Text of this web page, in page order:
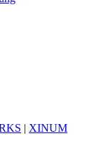
| XINUM